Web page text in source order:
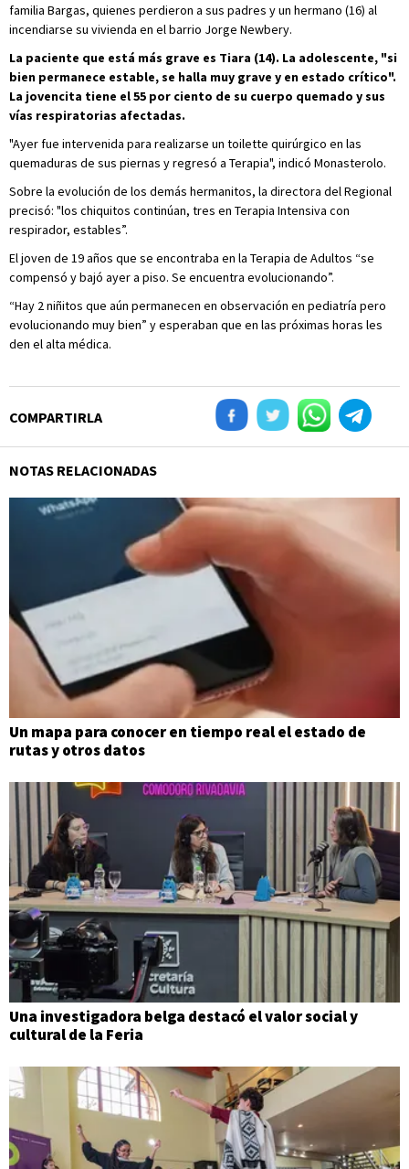
familia Bargas, quienes perdieron a sus padres y un hermano (16) al
incendiarse su vivienda en el barrio Jorge Newbery.
La paciente que está más grave es Tiara (14). La adolescente, "si
bien permanece estable, se halla muy grave y en estado crítico".
La jovencita tiene el 55 por ciento de su cuerpo quemado y sus
vías respiratorias afectadas.
"Ayer fue intervenida para realizarse un toilette quirúrgico en las
quemaduras de sus piernas y regresó a Terapia", indicó Monasterolo.
Sobre la evolución de los demás hermanitos, la directora del Regional
precisó: "los chiquitos continúan, tres en Terapia Intensiva con
respirador, estables”.
El joven de 19 años que se encontraba en la Terapia de Adultos “se
compensó y bajó ayer a piso. Se encuentra evolucionando”.
“Hay 2 niñitos que aún permanecen en observación en pediatría pero
evolucionando muy bien” y esperaban que en las próximas horas les
den el alta médica.
COMPARTIRLA
NOTAS RELACIONADAS
Un mapa para conocer en tiempo real el estado de
rutas y otros datos
Una investigadora belga destacó el valor social y
cultural de la Feria